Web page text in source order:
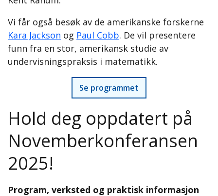
Vi får også besøk av de amerikanske forskerne
Kara Jackson og Paul Cobb. De vil presentere
funn fra en stor, amerikansk studie av
undervisningspraksis i matematikk.
Se programmet
Hold deg oppdatert på
Novemberkonferansen
2025!
Program, verksted og praktisk informasjon